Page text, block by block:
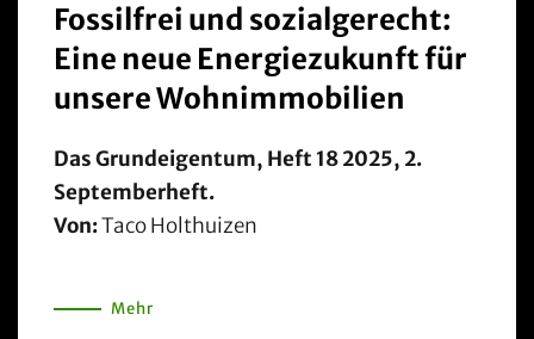
Fossilfrei und sozialgerecht:
Eine neue Energiezukunft für
unsere Wohnimmobilien
Das Grundeigentum, Heft 18 2025, 2.
Septemberheft.
Von:Taco Holthuizen
Mehr